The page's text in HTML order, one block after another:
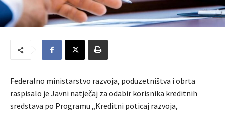
Federalno ministarstvo razvoja, poduzetništva i obrta
raspisalo je Javni natječaj za odabir korisnika kreditnih
sredstava po Programu „Kreditni poticaj razvoja,